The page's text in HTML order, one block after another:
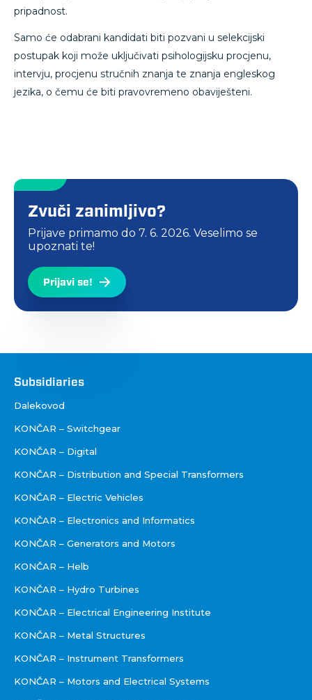
pripadnost.
Samo će odabrani kandidati biti pozvani u selekcijski
postupak koji može uključivati psihologijsku procjenu,
intervju, procjenu stručnih znanja te znanja engleskog
jezika, o čemu će biti pravovremeno obaviješteni.
Zvuči zanimljivo?
Prijave primamo do 7. 6. 2026. Veselimo se
upoznati te!
Prijavi se!
Društva
Subsidiaries
Dalekovod
KONČAR – Switchgear
KONČAR – Digital
KONČAR – Distribution and Special Transformers
KONČAR – Electric Vehicles
KONČAR – Electronics and Informatics
KONČAR – Generators and Motors
KONČAR – Helb
KONČAR – Hydro Turbines
KONČAR – Electrical Engineering Institute
KONČAR – Metal Structures
KONČAR – Instrument Transformers
KONČAR – Motors and Electrical Systems